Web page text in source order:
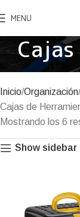
MENU
Inicio Organización
Cajas de
Mostrando los 6
Show sidebar